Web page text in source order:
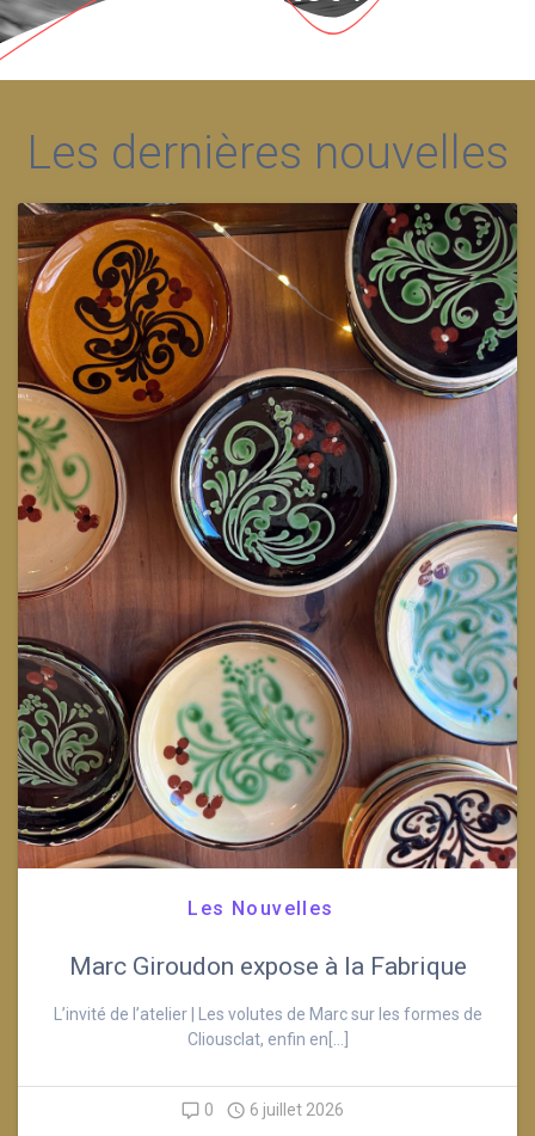
Les dernières nouvelles
Les Nouvelles
Marc Giroudon expose à la Fabrique
L’invité de l’atelier | Les volutes de Marc sur les formes de
Cliousclat, enfin en[…]
0
6 juillet 2026